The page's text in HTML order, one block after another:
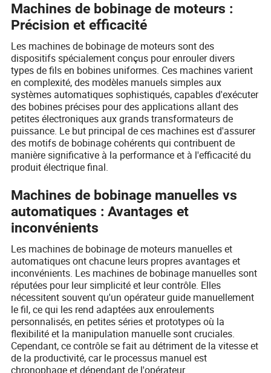
Machines de bobinage de moteurs :
Précision et efficacité
Les machines de bobinage de moteurs sont des
dispositifs spécialement conçus pour enrouler divers
types de fils en bobines uniformes. Ces machines varient
en complexité, des modèles manuels simples aux
systèmes automatiques sophistiqués, capables d'exécuter
des bobines précises pour des applications allant des
petites électroniques aux grands transformateurs de
puissance. Le but principal de ces machines est d'assurer
des motifs de bobinage cohérents qui contribuent de
manière significative à la performance et à l'efficacité du
produit électrique final.
Machines de bobinage manuelles vs
automatiques : Avantages et
inconvénients
Les machines de bobinage de moteurs manuelles et
automatiques ont chacune leurs propres avantages et
inconvénients. Les machines de bobinage manuelles sont
réputées pour leur simplicité et leur contrôle. Elles
nécessitent souvent qu'un opérateur guide manuellement
le fil, ce qui les rend adaptées aux enroulements
personnalisés, en petites séries et prototypes où la
flexibilité et la manipulation manuelle sont cruciales.
Cependant, ce contrôle se fait au détriment de la vitesse et
de la productivité, car le processus manuel est
chronophage et dépendant de l'opérateur.